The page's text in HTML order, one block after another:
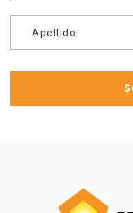
Apellido